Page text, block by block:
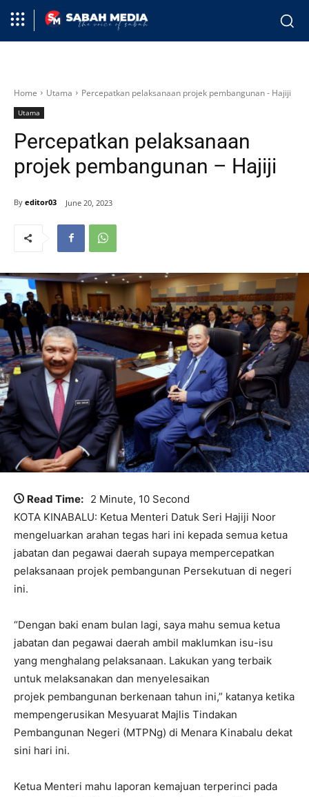
Home Utama Percepatkan pelaksanaan projek pembangunan - Hajiji
Utama
Percepatkan pelaksanaan
projek pembangunan – Hajiji
By editor03 June 20, 2023
Read Time: 2 Minute, 10 Second
KOTA KINABALU: Ketua Menteri Datuk Seri Hajiji Noor
mengeluarkan arahan tegas hari ini kepada semua ketua
jabatan dan pegawai daerah supaya mempercepatkan
pelaksanaan projek pembangunan Persekutuan di negeri
ini.
“Dengan baki enam bulan lagi, saya mahu semua ketua
jabatan dan pegawai daerah ambil maklumkan isu-isu
yang menghalang pelaksanaan. Lakukan yang terbaik
untuk melaksanakan dan menyelesaikan
projek pembangunan berkenaan tahun ini,” katanya ketika
mempengerusikan Mesyuarat Majlis Tindakan
Pembangunan Negeri (MTPNg) di Menara Kinabalu dekat
sini hari ini.
Ketua Menteri mahu laporan kemajuan terperinci pada